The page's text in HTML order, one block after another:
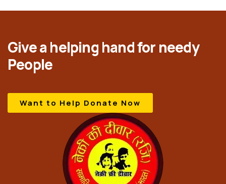
Give a helping hand for needy
People
Want to Help Donate Now